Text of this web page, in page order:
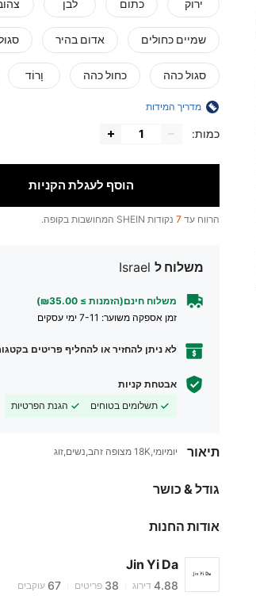
ירוק כתום לבן
שמיים כחולים אדום בהיר
סגול כהה כחול כהה וָרוֹד
מדריך המידות
כמות:
הוסף לעגלת הקניות
הרווח עד 7 נקודות SHEIN המחושבות בקופה.
משלוח ל Israel
משלוח חינם(הזמנות ≥ ₪35.00)
זמן אספקה ​​משוער: 7-11 ימי עסקים
לא ניתן להחזיר או להחליף פריטים
אבטחת קניות
תשלומים בטוחים
הגנת הפרטיות
תיאור יומיומי,18K מצופה זהב,נשים,זוג
גודל & כושר
אודות החנות
Jin Yi Da
4.88
4.88
4.88 דירוג 38 פריטים 67 עוקבים